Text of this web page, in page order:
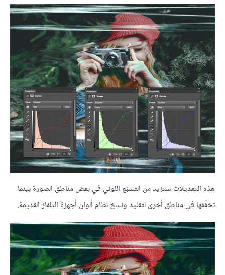
هذه التعديلات ستزيد من التشبّع اللوني في بعض مناطق الصورة بينما
تخفّفها في مناطق أخرى لتقليد ونسخ نظام ألوان أجهزة التلفاز القديمة.